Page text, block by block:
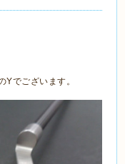
Yでございます。